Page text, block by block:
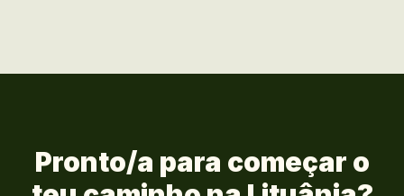
Pronto/a para começar o